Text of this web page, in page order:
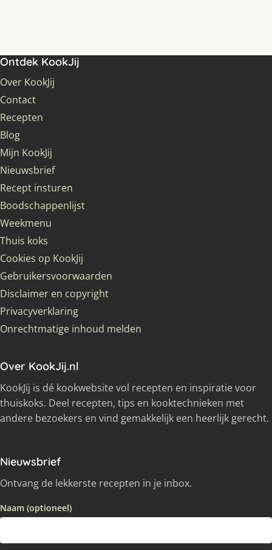
Ontdek KookJij
Over KookJij
Contact
Recepten
Blog
Mijn KookJij
Nieuwsbrief
Recept insturen
Boodschappenlijst
Weekmenu
Thuis koks
Cookies op KookJij
Gebruikersvoorwaarden
Disclaimer en copyright
Privacyverklaring
Onrechtmatige inhoud melden
Over KookJij.nl
KookJij is dé kookwebsite vol recepten en inspiratie voor
thuiskoks. Deel recepten, tips en kooktechnieken met
andere bezoekers en vind gemakkelijk een heerlijk gerecht.
Nieuwsbrief
Ontvang de lekkerste recepten in je inbox.
Naam (optioneel)